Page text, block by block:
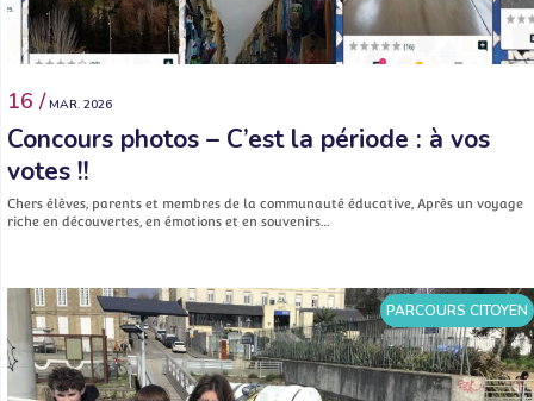
16 / MAR. 2026
Concours photos – C’est la période : à vos
votes !!
Chers élèves, parents et membres de la communauté éducative, Après un voyage
riche en découvertes, en émotions et en souvenirs…
PARCOURS CITOYEN